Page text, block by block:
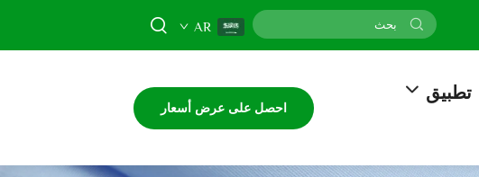
AR
تطبيق
احصل على عرض أسعار